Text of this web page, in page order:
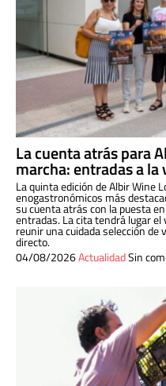
La cuenta atrás para
marcha: entradas a
La quinta edición de Albir Wine
enogastronómicos más
su cuenta atrás con la puesta
entradas. La cita tendrá lugar
reunir una cuidada selección
directo.
04/08/2026ActualidadSin